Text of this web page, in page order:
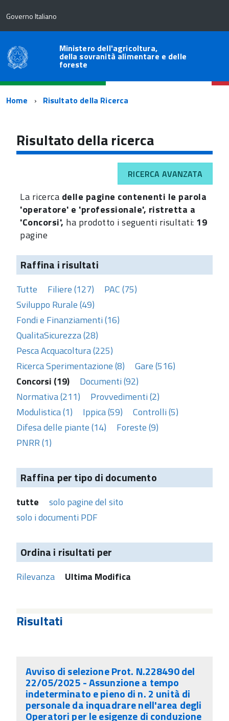
Governo Italiano
Ministero dell'agricoltura,
della sovranità alimentare e delle
foreste
Percorso
navigazione
Home Risultato della Ricerca
Risultato della ricerca
RICERCA AVANZATA
La ricerca delle pagine contenenti le parola
'operatore' e 'professionale', ristretta a
'Concorsi', ha prodotto i seguenti risultati: 19
pagine
Raffina i risultati
Tutte Filiere (127)
PAC (75)
Sviluppo Rurale (49)
Fondi e Finanziamenti (16)
QualitaSicurezza (28)
Pesca Acquacoltura (225)
Ricerca Sperimentazione (8)
Gare (516)
Concorsi (19)
Documenti (92)
Normativa (211)
Provvedimenti (2)
Modulistica (1)
Ippica (59)
Controlli (5)
Difesa delle piante (14)
Foreste (9)
PNRR (1)
Raffina per tipo di documento
tutte
solo pagine del sito
solo i documenti PDF
Ordina i risultati per
Rilevanza Ultima Modifica
Risultati
Avviso di selezione Prot. N.228490 del
22/05/2025 - Assunzione a tempo
indeterminato e pieno di n. 2 unità di
personale da inquadrare nell'area degli
Operatori per le esigenze di conduzione